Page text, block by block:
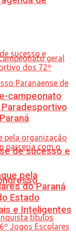
de sucesso e
e Inteligentes
campeonato
pela
do Paraná
Estado